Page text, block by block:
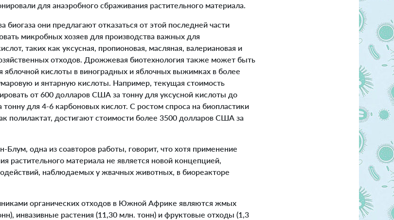
для анаэробного сбраживания растительного материала.
биогаза они предлагают отказаться от этой последней части
микробных хозяев для производства важных для
таких как уксусная, пропионовая, масляная, валериановая и
отходов. Дрожжевая биотехнология также может быть
яблочной кислоты в виноградных и яблочных выжимках в более
и янтарную кислоты. Например, текущая стоимость
от 600 долларов США за тонну для уксусной кислоты до
для 4-6 карбоновых кислот. С ростом спроса на биопластики
полилактат, достигают стоимости более 3500 долларов США за
одна из соавторов работы, говорит, что хотя применение
растительного материала не является новой концепцией,
наблюдаемых у жвачных животных, в биореакторе
органических отходов в Южной Африке являются жмых
инвазивные растения (11,30 млн. тонн) и фруктовые отходы (1,3